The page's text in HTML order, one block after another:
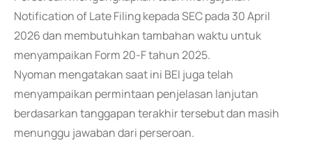
Notification of Late Filing kepada SEC pada 30 April
2026 dan membutuhkan tambahan waktu untuk
menyampaikan Form 20-F tahun 2025.
Nyoman mengatakan saat ini BEI juga telah
menyampaikan permintaan penjelasan lanjutan
berdasarkan tanggapan terakhir tersebut dan masih
menunggu jawaban dari perseroan.